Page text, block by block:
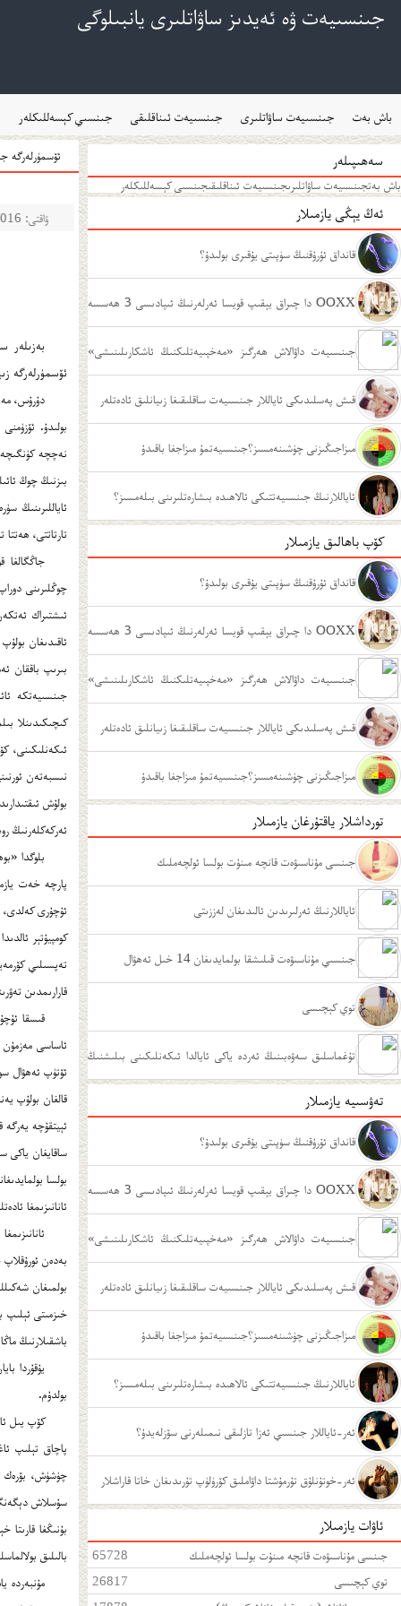
جىنسىيەت ۋە ئەيدىز ساۋاتلىرى يانبىلوگى
باش بەت جىنسىيەت ساۋاتلىرى جىنسىيەت ئىناقلىقى جىنسىي كېسەللىكلەر
سەھىپىلەر
باش بەتجىنسىيەت ساۋاتلىرىجىنسىيەت ئىناقلىقىجىنسىي كېسەللىكلەر
ئەڭ يېڭى يازمىلار
قانداق ئۇرۇقنىڭ سۈپىتى يۇقىرى بولىدۇ؟
OOXX دا چىراق يېقىپ قويسا ئەرلەرنىڭ ئىپادىسى 3 ھەسسە
يۇقىرى بولامدۇ؟جىنسىيەت داۋالاش ھەرگىز «مەخپىيەتلىكنىڭ ئاشكارىلىنىشى»
ئەمەس قىش پەسلىدىكى ئاياللار جىنسىيەت ساقلىقىغا زىيانلىق ئادەتلەر
مىزاجىڭىزنى چۈشىنەمسىز؟جىنسىيەتمۇ مىزاجغا باقىدۇ
ئاياللارنىڭ جىنسىيەتتىكى ئالاھىدە بىشارەتلىرىنى بىلەمسىز؟
كۆپ باھالىق يازمىلار
قانداق ئۇرۇقنىڭ سۈپىتى يۇقىرى بولىدۇ؟
OOXX دا چىراق يېقىپ قويسا ئەرلەرنىڭ ئىپادىسى 3 ھەسسە
يۇقىرى بولامدۇ؟جىنسىيەت داۋالاش ھەرگىز «مەخپىيەتلىكنىڭ ئاشكارىلىنىشى»
ئەمەس قىش پەسلىدىكى ئاياللار جىنسىيەت ساقلىقىغا زىيانلىق ئادەتلەر
مىزاجىڭىزنى چۈشىنەمسىز؟جىنسىيەتمۇ مىزاجغا باقىدۇ
تورداشلار ياقتۇرغان يازمىلار
جىنسى مۇناسىۋەت قانچە مىنۇت بولسا ئولچەملىك
ئاياللارنىڭ ئەرلىرىدىن ئالىدىغان لەززىتى
جىنسىي مۇناسىۋەت قىلىشقا بولمايدىغان 14 خىل ئەھۋال
توي كېچىسى
تۇغماسلىق سەۋەبىنىڭ ئەردە ياكى ئايالدا ئىكەنلىكىنى بىلىشنىڭ
ئۇسۇللىرى
تەۋسىيە يازمىلار
قانداق ئۇرۇقنىڭ سۈپىتى يۇقىرى بولىدۇ؟
OOXX دا چىراق يېقىپ قويسا ئەرلەرنىڭ ئىپادىسى 3 ھەسسە
يۇقىرى بولامدۇ؟جىنسىيەت داۋالاش ھەرگىز «مەخپىيەتلىكنىڭ ئاشكارىلىنىشى»
ئەمەس قىش پەسلىدىكى ئاياللار جىنسىيەت ساقلىقىغا زىيانلىق ئادەتلەر
مىزاجىڭىزنى چۈشىنەمسىز؟جىنسىيەتمۇ مىزاجغا باقىدۇ
ئاياللارنىڭ جىنسىيەتتىكى ئالاھىدە بىشارەتلىرىنى بىلەمسىز؟
ئەر-ئاياللار جىنسىي ئەزا تازلىقى نىمىلەرنى سۆزلەيدۇ؟
ئەر-خوتۇنلۇق تۇرمۇشتا داۋاملىق كۆرۈلۈپ تۇرىدىغان خاتا قاراشلار
ئاۋات يازمىلار
65728
جىنسى مۇناسىۋەت قانچە مىنۇت بولسا ئولچەملىك
26817
توي كېچىسى
ئۆسمۈرلەرگە
ۋاقتى: 2016-11-03
بەزىلەر
ئۆسمۈرلەرگە
نەچچە كۈنگىچە
بىزنىڭ چوڭ
ئاياللىرىنىڭ
تارتاتتى،
جاڭگالغا
چوڭلىرىنى
ئىشتىراك
ئاقىدىغان
بىرىپ باققان
جىنسىيەتكە
كىچىكىدىنلا
ئىكەنلىكىنى،
نىسبەتەن
بولۇش
ئەركەكلەرنىڭ
بلوگدا
پارچە خەت
ئۇچۇرى كەلدى،
كومپيۇتېر
تەپسىلىي
قارارىمدىن
قىسقا
ئاساسى مەزمۇن
ئېيتقۇچە
ساقايغان ياكى
بولسا
ئانانىزىمغا
بەدەن
بولمىغان
خىزمىتى ئېلىپ
باشقىلارنىڭ
يۇقۇردا
بولدۇم.
كۆپ يىل
پاچاق تېلىپ
چۈشۈش، بۆرەك
سۇسلاش
بۇنىڭغا
بالىلىق
مۇنبەردە